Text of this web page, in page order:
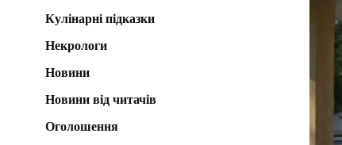
Кулінарні підказки
Некрологи
Новини
Новини від читачів
Оголошення